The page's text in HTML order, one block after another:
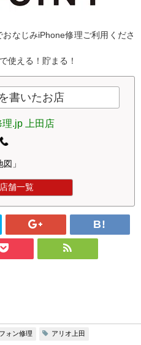
なじみiPhone修理ご利用くださ
使える！貯まる！
書いたお店
.jp 上田店
図」
舗一覧
ォン修理 アリオ上田